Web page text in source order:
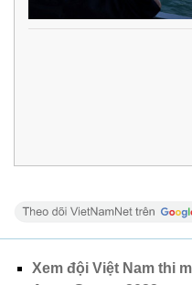
Xem đội Việt Nam thi